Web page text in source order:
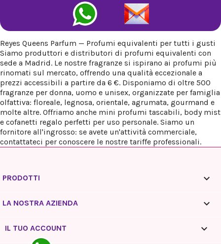
Reyes Queens Parfum — Profumi equivalenti per tutti i gusti
Siamo produttori e distributori di profumi equivalenti con
sede a Madrid. Le nostre fragranze si ispirano ai profumi più
rinomati sul mercato, offrendo una qualità eccezionale a
prezzi accessibili a partire da 6 €. Disponiamo di oltre 500
fragranze per donna, uomo e unisex, organizzate per famiglia
olfattiva: floreale, legnosa, orientale, agrumata, gourmand e
molte altre. Offriamo anche mini profumi tascabili, body mist
e cofanetti regalo perfetti per uso personale. Siamo un
fornitore all'ingrosso: se avete un'attività commerciale,
contattateci per conoscere le nostre tariffe professionali.
PRODOTTI 
LA NOSTRA AZIENDA 
IL TUO ACCOUNT 